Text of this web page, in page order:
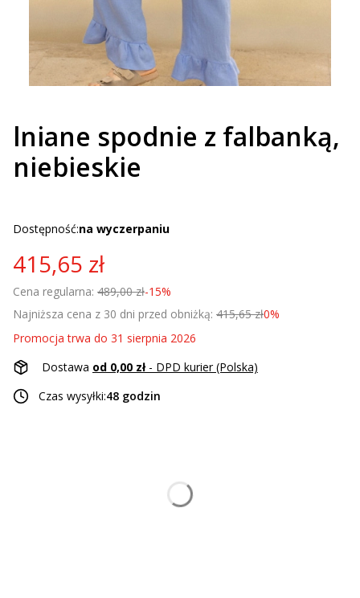
lniane spodnie z falbanką,
niebieskie
Dostępność:na wyczerpaniu
415,65 zł
Cena regularna: 489,00 zł-15%
Najniższa cena z 30 dni przed obniżką: 415,65 zł0%
Promocja trwa do 31 sierpnia 2026
Dostawa od 0,00 zł - DPD kurier (Polska)
Czas wysyłki:48 godzin